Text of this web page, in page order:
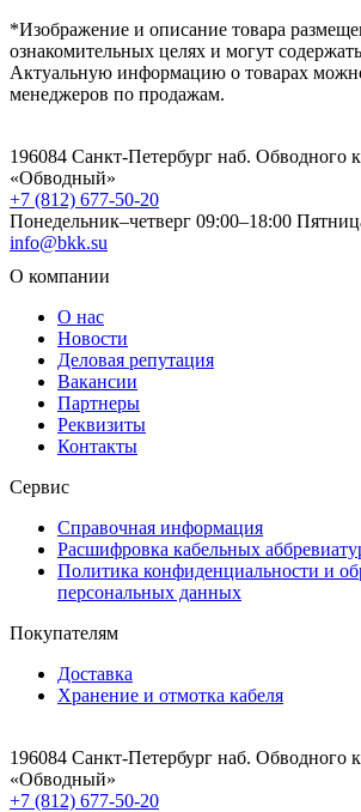
*Изображение и описание товара
ознакомительных целях и могут
Актуальную информацию о товарах
менеджеров по продажам.
196084 Санкт-Петербург наб. Обводного
«Обводный»
+7 (812) 677-50-20
Понедельник–четверг 09:00–18:00
info@bkk.su
О компании
О нас
Новости
Деловая репутация
Вакансии
Партнеры
Реквизиты
Контакты
Сервис
Справочная информация
Расшифровка кабельных
Политика конфиденциальности и
персональных данных
Покупателям
Доставка
Хранение и отмотка кабеля
196084 Санкт-Петербург наб. Обводного
«Обводный»
+7 (812) 677-50-20